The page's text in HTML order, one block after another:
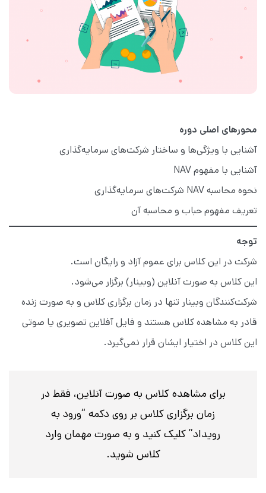
محورهای اصلی دوره
آشنایی با ویژگی‌ها و ساختار شرکت‌‌های سرمایه‌گذاری
آشنایی با مفهوم NAV
نحوه محاسبه NAV شرکت‌‌های سرمایه‌گذاری
تعریف مفهوم حباب و محاسبه آن
توجه
شرکت در این کلاس برای عموم آزاد و رایگان است.
این کلاس به صورت آنلاین (وبینار) برگزار می‌شود.
شرکت‌کنندگان وبینار تنها در زمان برگزاری کلاس و به صورت زنده
قادر به مشاهده کلاس هستند و فایل آفلاین تصویری یا صوتی
این کلاس در اختیار ایشان قرار نمی‌گیرد.
برای مشاهده کلاس به صورت آنلاین، فقط در
زمان برگزاری کلاس بر روی دکمه “ورود به
رویداد” کلیک کنید و به صورت مهمان وارد
کلاس شوید.